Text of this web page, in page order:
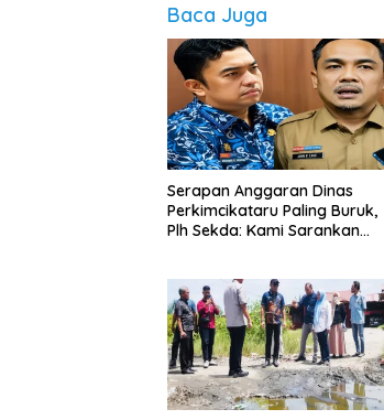
Baca Juga
Serapan Anggaran Dinas
Perkimcikataru Paling Buruk,
Plh Sekda: Kami Sarankan